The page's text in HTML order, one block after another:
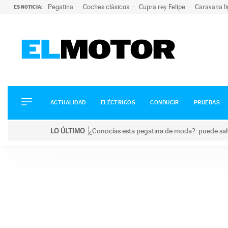
ES NOTICIA: Pegatina Coches clásicos Cupra rey Felipe Caravana
ELÉCTRICOS
CONDUCIR
ACTUALIDAD ELÉCTRICOS CONDUCIR PRUEBAS
LO ÚLTIMO ¿Conocías esta pegatina de moda?: puede